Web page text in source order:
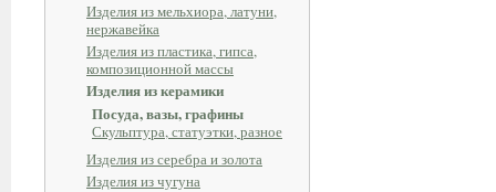
Изделия из мельхиора, латуни,
нержавейка
Изделия из пластика, гипса,
композиционной массы
Изделия из керамики
Посуда, вазы, графины
Скульптура, статуэтки, разное
Изделия из серебра и золота
Изделия из чугуна